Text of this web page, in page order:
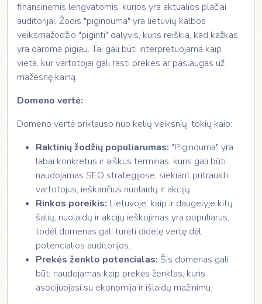
finansinėmis lengvatomis, kurios yra aktualios plačiai
auditorijai. Žodis "piginouma" yra lietuvių kalbos
veiksmažodžio "piginti" dalyvis, kuris reiškia, kad kažkas
yra daroma pigiau. Tai gali būti interpretuojama kaip
vieta, kur vartotojai gali rasti prekes ar paslaugas už
mažesnę kainą.
Domeno vertė:
Domeno vertė priklauso nuo kelių veiksnių, tokių kaip:
Raktinių žodžių populiarumas: "Piginouma" yra
labai konkretus ir aiškus terminas, kuris gali būti
naudojamas SEO strategijose, siekiant pritraukti
vartotojus, ieškančius nuolaidų ir akcijų.
Rinkos poreikis: Lietuvoje, kaip ir daugelyje kitų
šalių, nuolaidų ir akcijų ieškojimas yra populiarus,
todėl domenas gali turėti didelę vertę dėl
potencialios auditorijos.
Prekės ženklo potencialas: Šis domenas gali
būti naudojamas kaip prekės ženklas, kuris
asocijuojasi su ekonomija ir išlaidų mažinimu.